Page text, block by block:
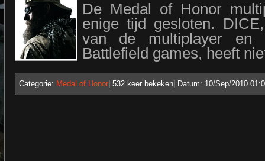
De Medal of Honor
enige tijd gesloten.
van de multiplayer en
Battlefield games, heeft
Categorie: Medal of Honor| 532 keer bekeken| Datum: 10/Sep/2010